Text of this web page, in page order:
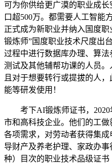
可为你供给更广漠的职业成
口超500万。都需要人工智能
正式成为新职业并纳入国度
锻炼师”国度职业技术尺度出
过程中进行数据库办理、算
测试及其他辅帮功课的人员
且对于想要转行或提拔的人
能等研发使用！
考下AI锻炼师证书，2020
市和高科技企业。他们的工
各项需求，对劳动者获得集
导财产及养老护理、家政办
种）目次的职业技术品级证